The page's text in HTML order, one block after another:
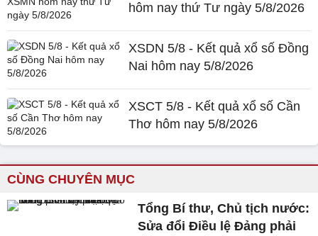
hôm nay thứ Tư ngày 5/8/2026
XSDN 5/8 - Kết quả xổ số Đồng
Nai hôm nay 5/8/2026
XSCT 5/8 - Kết quả xổ số Cần
Thơ hôm nay 5/8/2026
CÙNG CHUYÊN MỤC
Tổng Bí thư, Chủ tịch nước:
Sửa đổi Điều lệ Đảng phải